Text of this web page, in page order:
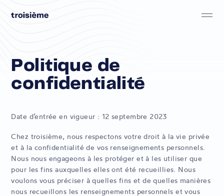
Skip to main content
troisième
Politique de
confidentialité
Date d’entrée en vigueur : 12 septembre 2023
Chez troisième, nous respectons votre droit à la vie privée
et à la confidentialité de vos renseignements personnels.
Nous nous engageons à les protéger et à les utiliser que
pour les fins auxquelles elles ont été recueillies. Nous
voulons vous préciser à quelles fins et de quelles manières
nous recueillons les renseignements personnels et vous